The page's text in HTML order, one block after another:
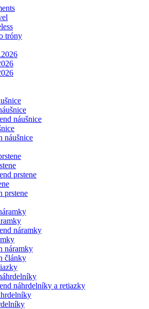
tróny
náušnice
náušnice
prstene
prstene
náramky
náramky
články
náhrdelníky a retiazky